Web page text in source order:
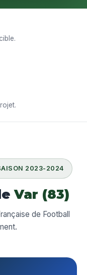
2023-2024
Var (83)
de Football